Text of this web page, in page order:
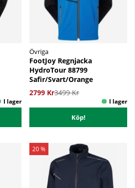
Övriga
FootJoy Regnjacka
HydroTour 88799
Safir/Svart/Orange
2799 Kr3499 Kr
Köp!
20 %